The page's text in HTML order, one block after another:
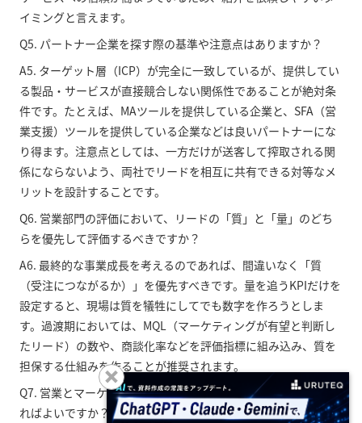
イミングと言えます。
Q5. パートナー企業を探す際の基準や注意点はありますか？
A5. ターゲット層（ICP）が完全に一致しているが、提供してい
る製品・サービスが直接競合しない関係性であることが絶対条
件です。たとえば、MAツールを提供している企業と、SFA（営
業支援）ツールを提供している企業などは良いパートナーにな
り得ます。注意点としては、一方だけが送客して搾取される関
係にならないよう、両社でリードを相互に共有できる対等なメ
リットを設計することです。
Q6. 営業部門の評価において、リードの「質」と「量」のどち
らを優先して評価するべきですか？
A6. 最終的な事業成長を考えるのであれば、間違いなく「質
（受注につながるか）」を優先すべきです。量を追うKPIだけを
設定すると、現場は質を犠牲にしてでも数字を作ろうとしま
す。過渡期においては、MQL（マーケティングが有望と判断し
たリード）の数や、商談化率などを評価指標に組み込み、質を
担保する仕組みを作ることが推奨されます。
Q7. 営業とマーケティングの連携がうまくいきません。どうす
ればよいですか？